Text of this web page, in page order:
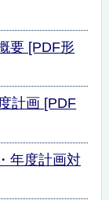
要 [PDF形
計画 [PDF
年度計画対